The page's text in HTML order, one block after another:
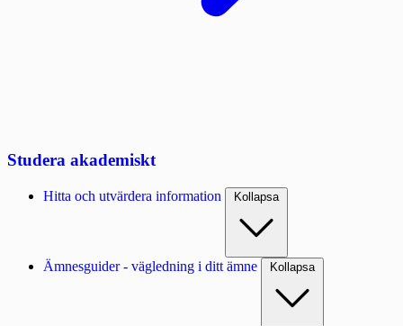
Studera akademiskt
Hitta och utvärdera information Kollapsa
Ämnesguider - vägledning i ditt ämne Kollapsa